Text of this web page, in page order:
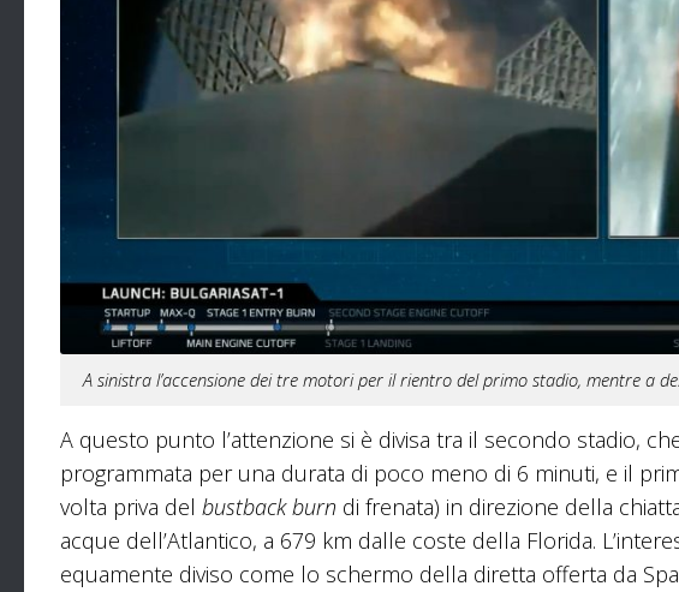
A sinistra l’accensione dei tre motori per il rientro del primo stadio, mentre a
A questo punto l’attenzione si è divisa tra il secondo stadio,
programmata per una durata di poco meno di 6 minuti, e il
volta priva del bustback burn di frenata) in direzione della
acque dell’Atlantico, a 679 km dalle coste della Florida.
equamente diviso come lo schermo della diretta offerta da